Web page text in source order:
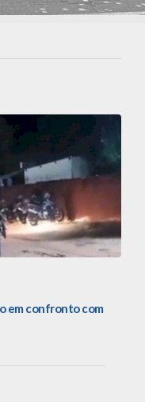
em confronto com